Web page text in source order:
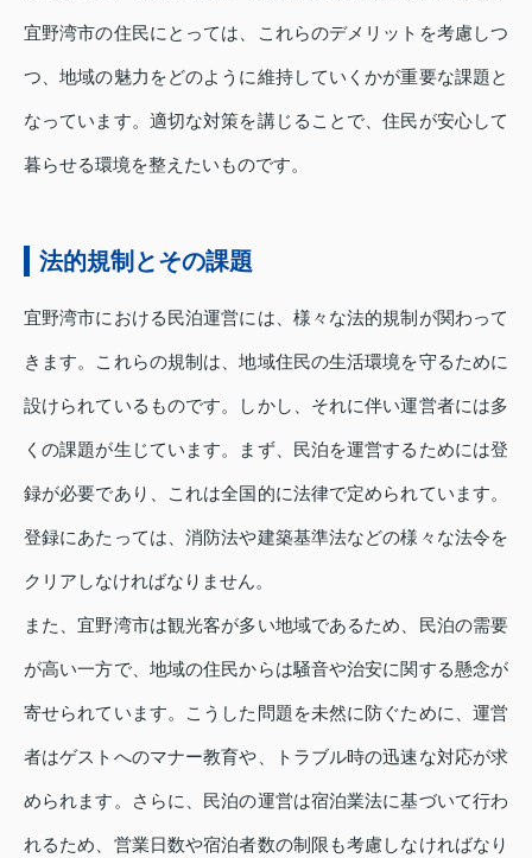
宜野湾市の住民にとっては、これらのデメリットを考慮しつ
つ、地域の魅力をどのように維持していくかが重要な課題と
なっています。適切な対策を講じることで、住民が安心して
暮らせる環境を整えたいものです。
法的規制とその課題
宜野湾市における民泊運営には、様々な法的規制が関わって
きます。これらの規制は、地域住民の生活環境を守るために
設けられているものです。しかし、それに伴い運営者には多
くの課題が生じています。まず、民泊を運営するためには登
録が必要であり、これは全国的に法律で定められています。
登録にあたっては、消防法や建築基準法などの様々な法令を
クリアしなければなりません。
また、宜野湾市は観光客が多い地域であるため、民泊の需要
が高い一方で、地域の住民からは騒音や治安に関する懸念が
寄せられています。こうした問題を未然に防ぐために、運営
者はゲストへのマナー教育や、トラブル時の迅速な対応が求
められます。さらに、民泊の運営は宿泊業法に基づいて行わ
れるため、営業日数や宿泊者数の制限も考慮しなければなり